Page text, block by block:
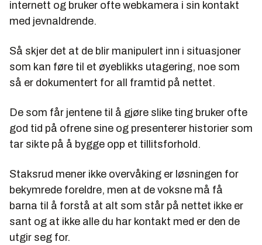
internett og bruker ofte webkamera i sin kontakt
med jevnaldrende.
Så skjer det at de blir manipulert inn i situasjoner
som kan føre til et øyeblikks utagering, noe som
så er dokumentert for all framtid på nettet.
De som får jentene til å gjøre slike ting bruker ofte
god tid på ofrene sine og presenterer historier som
tar sikte på å bygge opp et tillitsforhold.
Staksrud mener ikke overvåking er løsningen for
bekymrede foreldre, men at de voksne må få
barna til å forstå at alt som står på nettet ikke er
sant og at ikke alle du har kontakt med er den de
utgir seg for.